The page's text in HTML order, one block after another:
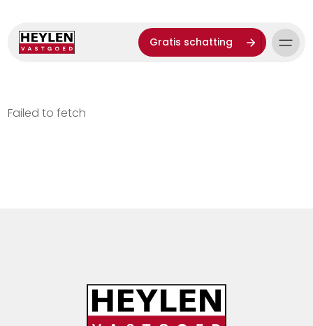
Gratis schatting
Failed to fetch